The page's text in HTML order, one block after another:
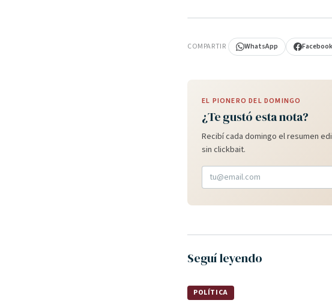
COMPARTIR WhatsApp Facebook
EL PIONERO DEL DOMINGO
¿Te gustó esta nota?
Recibí cada domingo el resumen
sin clickbait.
Seguí leyendo
POLÍTICA